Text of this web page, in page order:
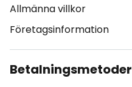
Allmänna villkor
Företagsinformation
Betalningsmetoder